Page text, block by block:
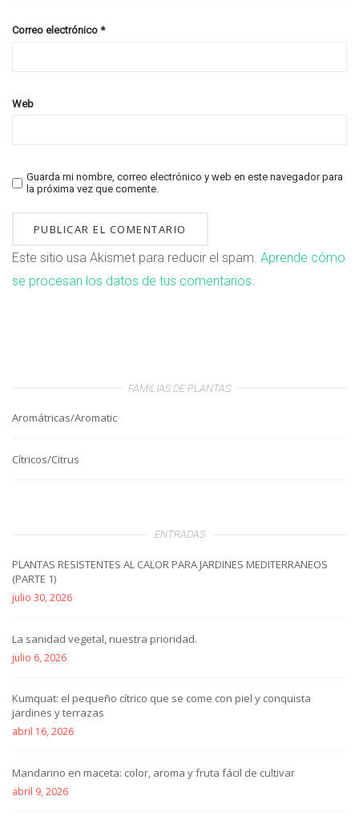
Correo electrónico *
Web
Guarda mi nombre, correo electrónico y web en este navegador para
la próxima vez que comente.
Este sitio usa Akismet para reducir el spam. Aprende cómo
se procesan los datos de tus comentarios.
FAMILIAS DE PLANTAS
Aromátricas/Aromatic
Cítricos/Citrus
ENTRADAS
PLANTAS RESISTENTES AL CALOR PARA JARDINES MEDITERRANEOS
(PARTE 1)
julio 30, 2026
La sanidad vegetal, nuestra prioridad.
julio 6, 2026
Kumquat: el pequeño cítrico que se come con piel y conquista
jardines y terrazas
abril 16, 2026
Mandarino en maceta: color, aroma y fruta fácil de cultivar
abril 9, 2026